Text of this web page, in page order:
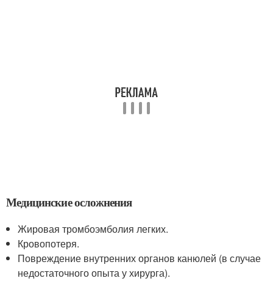
Медицинские осложнения
Жировая тромбоэмболия легких.
Кровопотеря.
Повреждение внутренних органов канюлей (в случае
недостаточного опыта у хирурга).